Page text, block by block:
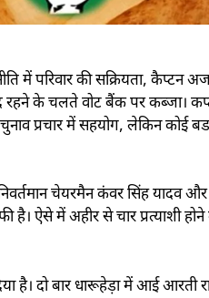
में परिवार की सक्रियता, कैप्टन
रहने के चलते वोट बैंक पर कब्जा।
प्रचार में सहयोग, लेकिन कोई
चेयरमैन कंवर सिंह यादव
ऐसे में अहीर से चार प्रत्याशी होने
है। दो बार धारूहेड़ा में आई आरती